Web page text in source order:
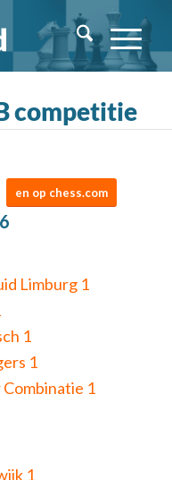
competitie
en op chess.com
Limburg 1
1
1
1
1